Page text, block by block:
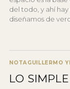
del todo, y ahí
diseñamos de
NOTAGUILLERMO
LO